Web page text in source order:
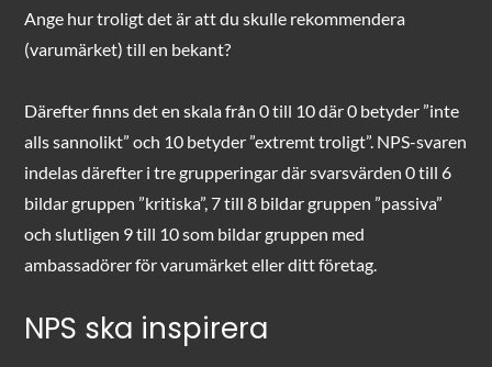
Ange hur troligt det är att du skulle rekommendera
(varumärket) till en bekant?
Därefter finns det en skala från 0 till 10 där 0 betyder ”inte
alls sannolikt” och 10 betyder ”extremt troligt”. NPS-svaren
indelas därefter i tre grupperingar där svarsvärden 0 till 6
bildar gruppen ”kritiska”, 7 till 8 bildar gruppen ”passiva”
och slutligen 9 till 10 som bildar gruppen med
ambassadörer för varumärket eller ditt företag.
NPS ska inspirera